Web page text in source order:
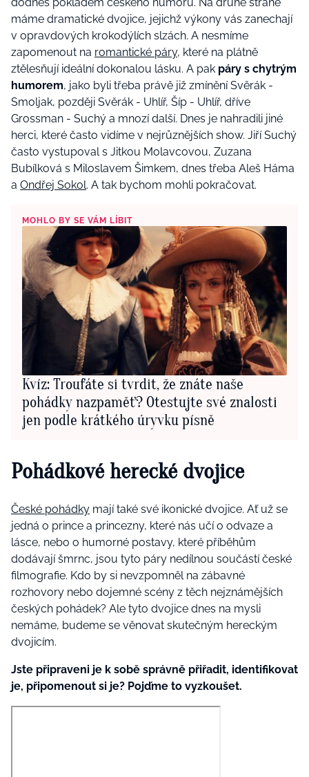
máme dramatické dvojice, jejichž výkony vás zanechají
v opravdových krokodýlích slzách. A nesmíme
zapomenout na romantické páry, které na plátně
ztělesňují ideální dokonalou lásku. A pak páry s chytrým
humorem, jako byli třeba právě již zmínění Svěrák -
Smoljak, později Svěrák - Uhlíř, Šíp - Uhlíř, dříve
Grossman - Suchý a mnozí další. Dnes je nahradili jiné
herci, které často vidíme v nejrůznějších show. Jiří Suchý
často vystupoval s Jitkou Molavcovou, Zuzana
Bubílková s Miloslavem Šimkem, dnes třeba Aleš Háma
a Ondřej Sokol. A tak bychom mohli pokračovat.
MOHLO BY SE VÁM LÍBIT
Kvíz: Troufáte si tvrdit, že znáte naše
pohádky nazpaměť? Otestujte své znalosti
jen podle krátkého úryvku písně
Pohádkové herecké dvojice
České pohádky mají také své ikonické dvojice. Ať už se
jedná o prince a princezny, které nás učí o odvaze a
lásce, nebo o humorné postavy, které příběhům
dodávají šmrnc, jsou tyto páry nedílnou součástí české
filmografie. Kdo by si nevzpomněl na zábavné
rozhovory nebo dojemné scény z těch nejznámějších
českých pohádek? Ale tyto dvojice dnes na mysli
nemáme, budeme se věnovat skutečným hereckým
dvojicím.
Jste připraveni je k sobě správně přiřadit, identifikovat
je, připomenout si je? Pojďme to vyzkoušet.